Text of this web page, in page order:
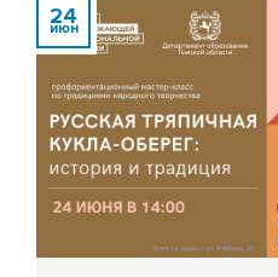
24
июн